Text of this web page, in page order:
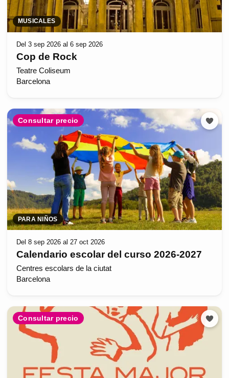
MUSICALES
Del 3 sep 2026 al 6 sep 2026
Cop de Rock
Teatre Coliseum
Barcelona
Consultar precio
PARA NIÑOS
Del 8 sep 2026 al 27 oct 2026
Calendario escolar del curso 2026-2027
Centres escolars de la ciutat
Barcelona
Consultar precio